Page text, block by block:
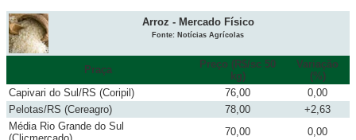
Arroz - Mercado Físico
Fonte: Notícias Agrícolas
Praça
Preço (R$/sc 50
kg)
Variação
(%)
Capivari do Sul/RS (Coripil)
76,00
0,00
Pelotas/RS (Cereagro)
78,00
+2,63
Média Rio Grande do Sul
70,00
0,00